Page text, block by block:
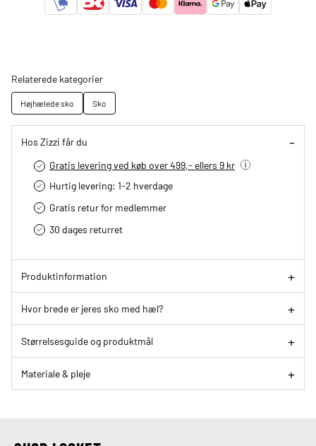
Relaterede kategorier
Højhælede sko Sko
Hos Zizzi får du
Gratis levering ved køb over 499,- ellers 9 kr
Hurtig levering­: 1-2 hverdage
Gratis retur for medlemmer
30 dages returret
Produktinformation
Hvor brede er jeres sko med hæl?
Størrelsesguide og produktmål
Materiale & pleje